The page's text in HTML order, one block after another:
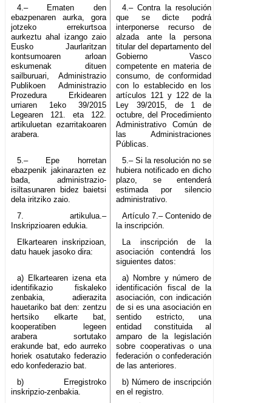
4.– Ematen den
ebazpenaren aurka, gora
jotzeko errekurtsoa
aurkeztu ahal izango zaio
Eusko Jaurlaritzan
kontsumoaren arloan
eskumenak dituen
sailburuari, Administrazio
Publikoen Administrazio
Prozedura Erkidearen
urriaren 1eko 39/2015
Legearen 121. eta 122.
artikuluetan ezarritakoaren
arabera.
4.– Contra la resolución
que se dicte podrá
interponerse recurso de
alzada ante la persona
titular del departamento del
Gobierno Vasco
competente en materia de
consumo, de conformidad
con lo establecido en los
artículos 121 y 122 de la
Ley 39/2015, de 1 de
octubre, del Procedimiento
Administrativo Común de
las Administraciones
Públicas.
5.– Epe horretan
ebazpenik jakinarazten ez
bada, administrazio-
isiltasunaren bidez baietsi
dela iritziko zaio.
5.– Si la resolución no se
hubiera notificado en dicho
plazo, se entenderá
estimada por silencio
administrativo.
7. artikulua.–
Inskripzioaren edukia.
Artículo 7.– Contenido de
la inscripción.
Elkartearen inskripzioan,
datu hauek jasoko dira:
La inscripción de la
asociación contendrá los
siguientes datos:
a) Elkartearen izena eta
identifikazio fiskaleko
zenbakia, adierazita
hauetariko bat den: zentzu
hertsiko elkarte bat,
kooperatiben legeen
arabera sortutako
erakunde bat, edo aurreko
horiek osatutako federazio
edo konfederazio bat.
a) Nombre y número de
identificación fiscal de la
asociación, con indicación
de si es una asociación en
sentido estricto, una
entidad constituida al
amparo de la legislación
sobre cooperativas o una
federación o confederación
de las anteriores.
b) Erregistroko
inskripzio-zenbakia.
b) Número de inscripción
en el registro.